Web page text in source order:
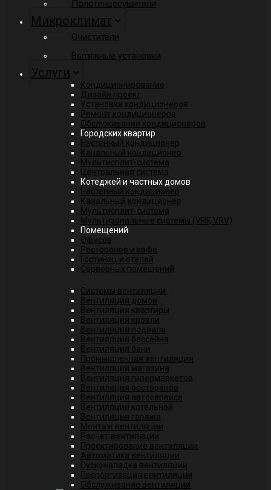
Полотенцесушители
Микроклимат
Очистители
Вытяжные установки
Услуги
Кондиционирование
Дизайн проект
Установка кондиционеров
Ремонт кондиционеров
Обслуживание кондиционеров
Городских квартир
Настенный кондиционер
Канальный кондиционер
Мультисплит-система
Центральная система
Котеджей и частных домов
Настенный кондиционер
Канальный кондиционер
Мультисплит-система
Мультизональные системы (VRF, VRV)
Помещений
Офисов
Ресторанов и кафе
Гостиниц и отелей
Серверных помещений
Системы вентиляции
Вентиляция домов
Вентиляция квартиры
Вентиляция кровли
Вентиляция подвала
Вентиляция бассейна
Вентиляция бани
Промышленная вентиляция
Вентиляция магазина
Вентиляция гипермаркетов
Вентиляция ресторанов
Вентиляция автосервиса
Вентиляция котельной
Вентиляция гаража
Монтаж вентиляции
Расчет вентиляции
Проектирование вентиляции
Автоматика вентиляции
Пусконаладка вентиляции
Паспортизация вентиляции
Обслуживание вентиляции